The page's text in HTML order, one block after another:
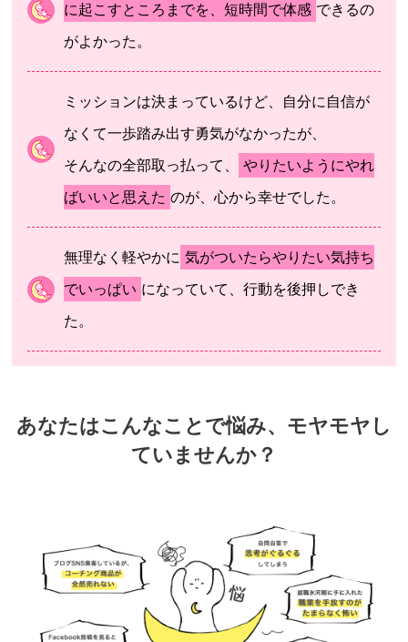
に起こすところまでを、短時間で体感 できるの
がよかった。
ミッションは決まっているけど、自分に自信が
なくて一歩踏み出す勇気がなかったが、
そんなの全部取っ払って、 やりたいようにやれ
ばいいと思えた のが、心から幸せでした。
無理なく軽やかに 気がついたらやりたい気持ち
でいっぱい になっていて、行動を後押しでき
た。
あなたはこんなことで悩み、モヤモヤし
ていませんか？